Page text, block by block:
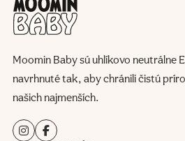
Moomin Baby sú uhlíkovo neutrálne
navrhnuté tak, aby chránili čistú
našich najmenších.